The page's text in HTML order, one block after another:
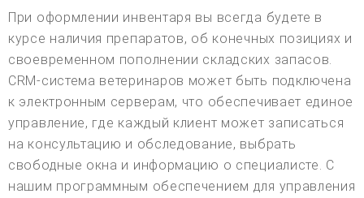
При оформлении инвентаря вы всегда будете в
курсе наличия препаратов, об конечных позициях и
своевременном пополнении складских запасов.
CRM-система ветеринаров может быть подключена
к электронным серверам, что обеспечивает единое
управление, где каждый клиент может записаться
на консультацию и обследование, выбрать
свободные окна и информацию о специалисте. С
нашим программным обеспечением для управления